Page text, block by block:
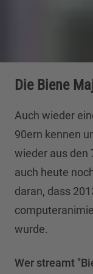
Die Biene
Auch wieder
90ern kennen
wieder aus den
auch heute
daran, dass
wurde.
Wer streamt